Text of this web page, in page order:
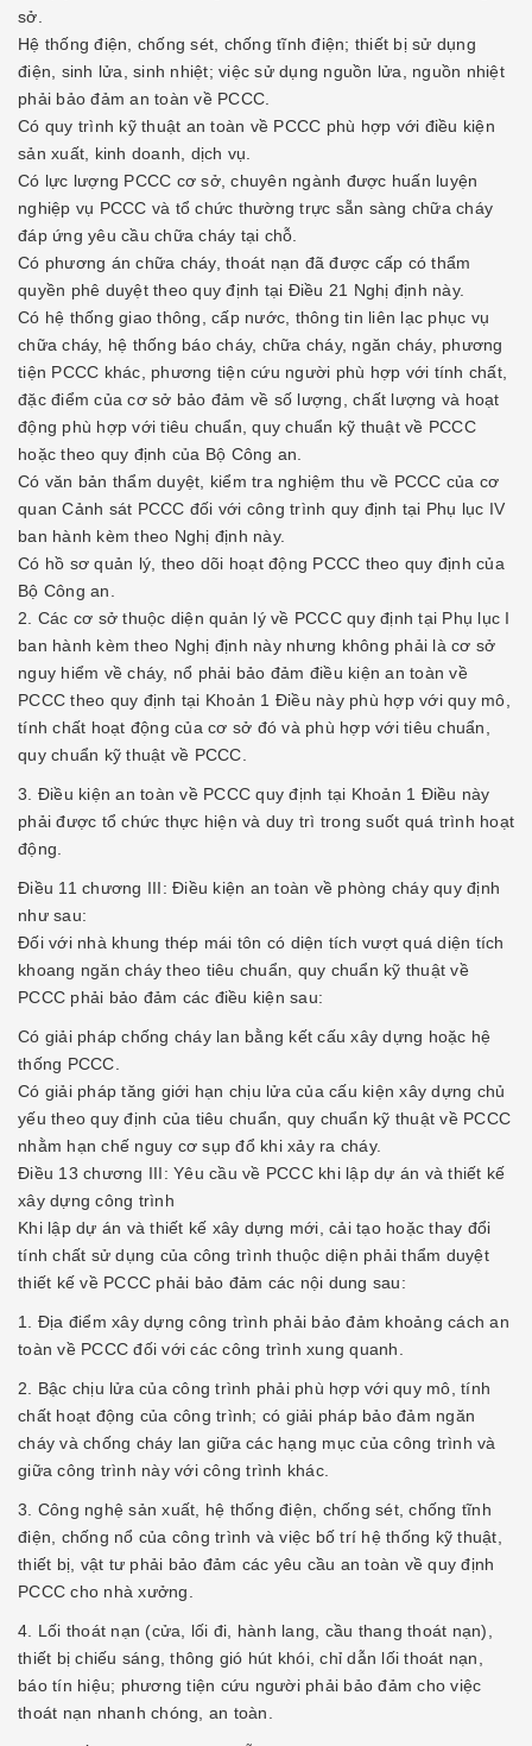
sở.
Hệ thống điện, chống sét, chống tĩnh điện; thiết bị sử dụng
điện, sinh lửa, sinh nhiệt; việc sử dụng nguồn lửa, nguồn nhiệt
phải bảo đảm an toàn về PCCC.
Có quy trình kỹ thuật an toàn về PCCC phù hợp với điều kiện
sản xuất, kinh doanh, dịch vụ.
Có lực lượng PCCC cơ sở, chuyên ngành được huấn luyện
nghiệp vụ PCCC và tổ chức thường trực sẵn sàng chữa cháy
đáp ứng yêu cầu chữa cháy tại chỗ.
Có phương án chữa cháy, thoát nạn đã được cấp có thẩm
quyền phê duyệt theo quy định tại Điều 21 Nghị định này.
Có hệ thống giao thông, cấp nước, thông tin liên lạc phục vụ
chữa cháy, hệ thống báo cháy, chữa cháy, ngăn cháy, phương
tiện PCCC khác, phương tiện cứu người phù hợp với tính chất,
đặc điểm của cơ sở bảo đảm về số lượng, chất lượng và hoạt
động phù hợp với tiêu chuẩn, quy chuẩn kỹ thuật về PCCC
hoặc theo quy định của Bộ Công an.
Có văn bản thẩm duyệt, kiểm tra nghiệm thu về PCCC của cơ
quan Cảnh sát PCCC đối với công trình quy định tại Phụ lục IV
ban hành kèm theo Nghị định này.
Có hồ sơ quản lý, theo dõi hoạt động PCCC theo quy định của
Bộ Công an.
2. Các cơ sở thuộc diện quản lý về PCCC quy định tại Phụ lục I
ban hành kèm theo Nghị định này nhưng không phải là cơ sở
nguy hiểm về cháy, nổ phải bảo đảm điều kiện an toàn về
PCCC theo quy định tại Khoản 1 Điều này phù hợp với quy mô,
tính chất hoạt động của cơ sở đó và phù hợp với tiêu chuẩn,
quy chuẩn kỹ thuật về PCCC.
3. Điều kiện an toàn về PCCC quy định tại Khoản 1 Điều này
phải được tổ chức thực hiện và duy trì trong suốt quá trình hoạt
động.
Điều 11 chương III: Điều kiện an toàn về phòng cháy quy định
như sau:
Đối với nhà khung thép mái tôn có diện tích vượt quá diện tích
khoang ngăn cháy theo tiêu chuẩn, quy chuẩn kỹ thuật về
PCCC phải bảo đảm các điều kiện sau:
Có giải pháp chống cháy lan bằng kết cấu xây dựng hoặc hệ
thống PCCC.
Có giải pháp tăng giới hạn chịu lửa của cấu kiện xây dựng chủ
yếu theo quy định của tiêu chuẩn, quy chuẩn kỹ thuật về PCCC
nhằm hạn chế nguy cơ sụp đổ khi xảy ra cháy.
Điều 13 chương III: Yêu cầu về PCCC khi lập dự án và thiết kế
xây dựng công trình
Khi lập dự án và thiết kế xây dựng mới, cải tạo hoặc thay đổi
tính chất sử dụng của công trình thuộc diện phải thẩm duyệt
thiết kế về PCCC phải bảo đảm các nội dung sau:
1. Địa điểm xây dựng công trình phải bảo đảm khoảng cách an
toàn về PCCC đối với các công trình xung quanh.
2. Bậc chịu lửa của công trình phải phù hợp với quy mô, tính
chất hoạt động của công trình; có giải pháp bảo đảm ngăn
cháy và chống cháy lan giữa các hạng mục của công trình và
giữa công trình này với công trình khác.
3. Công nghệ sản xuất, hệ thống điện, chống sét, chống tĩnh
điện, chống nổ của công trình và việc bố trí hệ thống kỹ thuật,
thiết bị, vật tư phải bảo đảm các yêu cầu an toàn về quy định
PCCC cho nhà xưởng.
4. Lối thoát nạn (cửa, lối đi, hành lang, cầu thang thoát nạn),
thiết bị chiếu sáng, thông gió hút khói, chỉ dẫn lối thoát nạn,
báo tín hiệu; phương tiện cứu người phải bảo đảm cho việc
thoát nạn nhanh chóng, an toàn.